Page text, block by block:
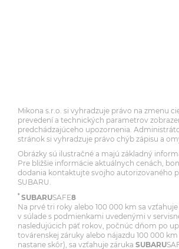
Mikona s.r.o. si vyhradzuje právo na zmenu
prevedení a technických parametrov
predchádzajúceho upozornenia.
stránok si vyhradzuje právo chýb zápisu a
Obrázky sú ilustračné a majú základný
Pre bližšie informácie aktuálnych cenách,
dodania kontaktujte svojho autorizovaného
SUBARU.
* SUBARUSAFE8
Na prvé tri roky alebo 100 000 km sa
v súlade s podmienkami uvedenými v
nasledujúcich päť rokov, počnúc dňom po
továrenskej záruky alebo nájazdu 100 000
nastane skôr), sa vzťahuje záruka SUBARU